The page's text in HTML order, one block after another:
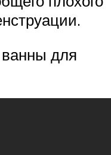
ванны для